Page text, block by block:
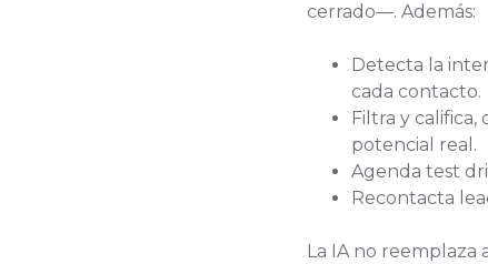
cerrado—. Además:
Detecta la
cada contacto.
Filtra y
potencial real.
Agenda test
Recontacta
La IA no